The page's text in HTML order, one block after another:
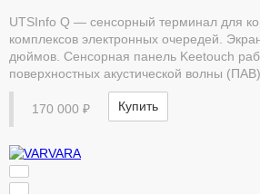
UTSInfo Q — сенсорный терминал для
комплексов электронных очередей.
дюймов. Сенсорная панель Keetouch
поверхностных акустической волны
170 000 ₽ Купить